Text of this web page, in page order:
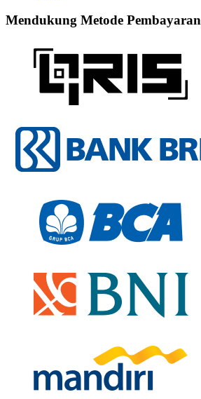
Mendukung Metode Pembayaran